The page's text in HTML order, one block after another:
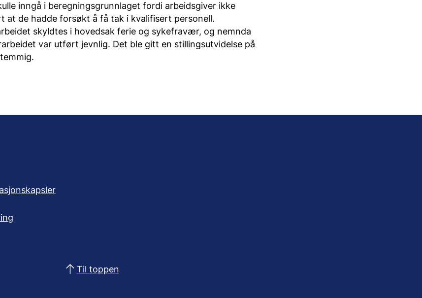
inngå i beregningsgrunnlaget fordi arbeidsgiver ikke
at de hadde forsøkt å få tak i kvalifisert personell.
skyldtes i hovedsak ferie og sykefravær, og nemnda
var utført jevnlig. Det ble gitt en stillingsutvidelse på
Til toppen